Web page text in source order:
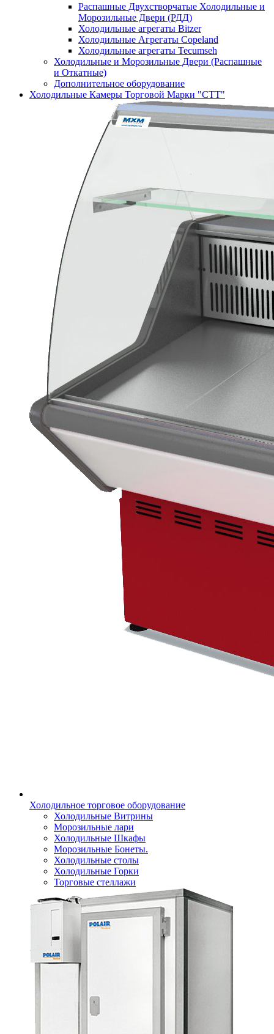
Распашные Двухстворчатые Холодильные и
Морозильные Двери (РДД)
Холодильные агрегаты Bitzer
Холодильные Агрегаты Copeland
Холодильные агрегаты Tecumseh
Холодильные и Морозильные Двери (Распашные
и Откатные)
Дополнительное оборудование
Холодильные Камеры Торговой Марки "СТТ"
Холодильное торговое оборудование
Холодильные Витрины
Морозильные лари
Холодильные Шкафы
Морозильные Бонеты.
Холодильные столы
Холодильные Горки
Торговые стеллажи